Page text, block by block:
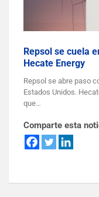
Repsol se cuela
Hecate Energy
Repsol se abre paso
Estados Unidos.
que…
Comparte esta